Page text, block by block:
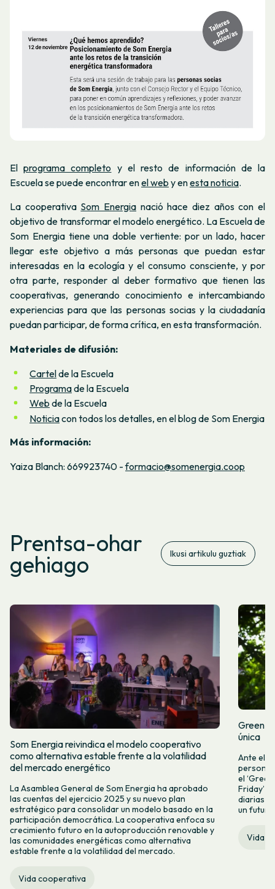
Elprograma completo y el resto de información de la
Escuela se puede encontrar enel web y enesta noticia.
La cooperativa Som Energia nació hace diez años con el
objetivo de transformar el modelo energético. La Escuela de
Som Energia tiene una doble vertiente: por un lado, hacer
llegar este objetivo a más personas que puedan estar
interesadas en la ecología y el consumo consciente, y por
otra parte, responder al deber formativo que tienen las
cooperativas, generando conocimiento e intercambiando
experiencias para que las personas socias y la ciudadanía
puedan participar, de forma crítica, en esta transformación.
Materiales de difusión:
Cartelde la Escuela
Programade la Escuela
Web de la Escuela
Noticiacon todos los detalles, en el blog de Som Energia
Más información:
Yaiza Blanch: 669923740 -formacio@somenergia.coop
Prentsa-ohar
gehiago Ikusi artikulu guztiak
Som Energia reivindica el modelo cooperativo
como alternativa estable frente a la volatilidad
del mercado energético
La Asamblea General de Som Energia ha aprobado
las cuentas del ejercicio 2025 y su nuevo plan
estratégico para consolidar un modelo basado en la
participación democrática. La cooperativa enfoca su
crecimiento futuro en la autoproducción renovable y
las comunidades energéticas como alternativa
estable frente a la volatilidad del mercado.
Vida cooperativa
Green
única
Ante el
el
Friday’
diarias y
un
Vida